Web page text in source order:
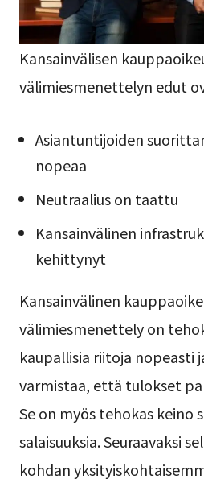
Kansainvälisen
välimiesmenettelyn edut
Asiantuntijoiden
nopeaa
Neutraalius on taattu
Kansainvälinen
kehittynyt
Kansainvälinen
välimiesmenettely on
kaupallisia riitoja nopeasti
varmistaa, että tulokset
Se on myös tehokas keino
salaisuuksia. Seuraavaksi
kohdan